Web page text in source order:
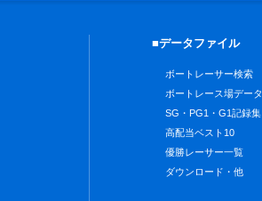
■データファイル
ボートレーサー検索
ボートレース場データ
SG・PG1・G1記録集
高配当ベスト10
優勝レーサー一覧
ダウンロード・他